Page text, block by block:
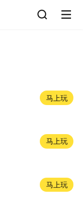
马上玩
马上玩
马上玩